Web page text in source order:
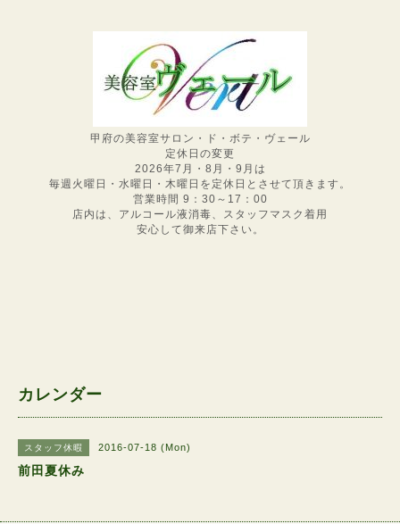
甲府の美容室サロン・ド・ボテ・ヴェール
定休日の変更
2026年7月・8月・9月は
毎週火曜日・水曜日・木曜日を定休日とさせて頂きます。
営業時間 9：30～17：00
店内は、アルコール液消毒、スタッフマスク着用
安心して御来店下さい。
カレンダー
スタッフ休暇 2016-07-18 (Mon)
前田夏休み